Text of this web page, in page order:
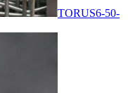
TORUS6-50-